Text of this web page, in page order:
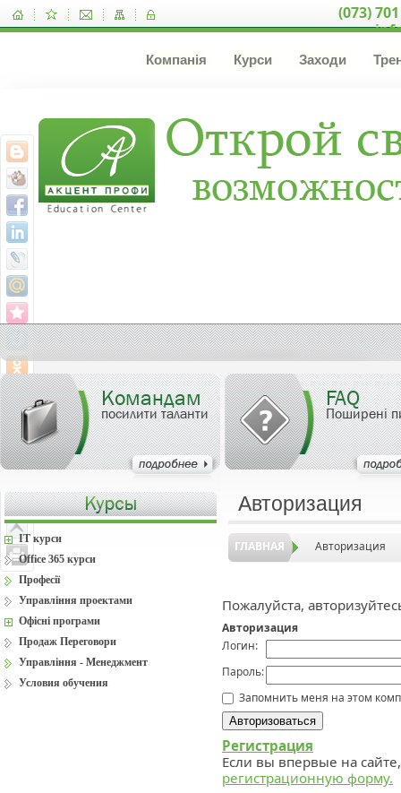
(073)
Компанія Курси Заходи
Командам
посилити таланти
FAQ
Поширені
Авторизация
ГЛАВНАЯ Авторизация
Пожалуйста,
Авторизация
Логин:
Пароль:
Запомнить меня на этом
Регистрация
Если вы впервые на
регистрационную форму.
IT курси
Office 365 курси
Професії
Управління проектами
Офісні програми
Продаж Переговори
Управління - Менеджмент
Условия обучения